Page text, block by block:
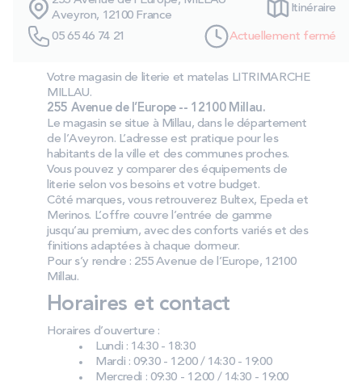
PROMOS
Nos engagements
Storelocator
Contact
Mon compte
Aveyron, 12100 France
Itinéraire
05 65 46 74 21 Actuellement fermé
Votre magasin de literie et matelas LITRIMARCHE
MILLAU.
255 Avenue de l’Europe -- 12100 Millau.
Le magasin se situe à Millau, dans le département
de l’Aveyron. L’adresse est pratique pour les
habitants de la ville et des communes proches.
Vous pouvez y comparer des équipements de
literie selon vos besoins et votre budget.
Côté marques, vous retrouverez Bultex, Epeda et
Merinos. L’offre couvre l’entrée de gamme
jusqu’au premium, avec des conforts variés et des
finitions adaptées à chaque dormeur.
Pour s’y rendre : 255 Avenue de l’Europe, 12100
Millau.
Horaires et contact
Horaires d’ouverture :
Lundi : 14:30 - 18:30
Mardi : 09:30 - 12:00 / 14:30 - 19:00
Mercredi : 09:30 - 12:00 / 14:30 - 19:00